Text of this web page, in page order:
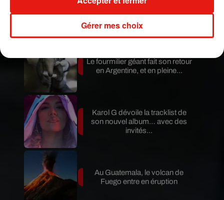
Guatemala : l'éruption du volcan
de Fuego est terminée
Le fourmilier géant fait son retour
en Argentine, et en pleine...
Karol G dévoile la tracklist de
son nouvel album… avec des
invités...
Au Guatemala, le volcan de
Fuego entre en éruption
Gérer mes choix